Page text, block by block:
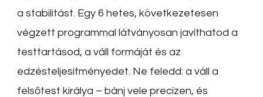
a stabilitást. Egy 6 hetes, következetesen
végzett programmal látványosan javíthatod a
testtartásod, a váll formáját és az
edzésteljesítményedet. Ne feledd: a váll a
felsőtest királya – bánj vele precízen, és